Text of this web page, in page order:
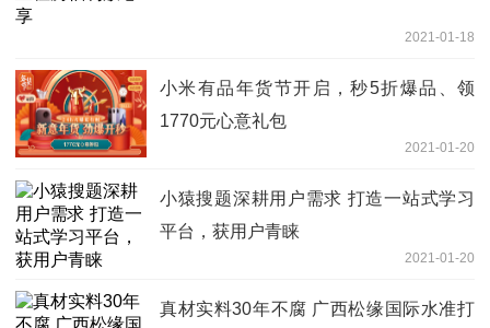
2021-01-18
小米有品年货节开启，秒5折爆品、领
1770元心意礼包
2021-01-20
小猿搜题深耕用户需求 打造一站式学习
平台，获用户青睐
2021-01-20
真材实料30年不腐 广西松缘国际水准打